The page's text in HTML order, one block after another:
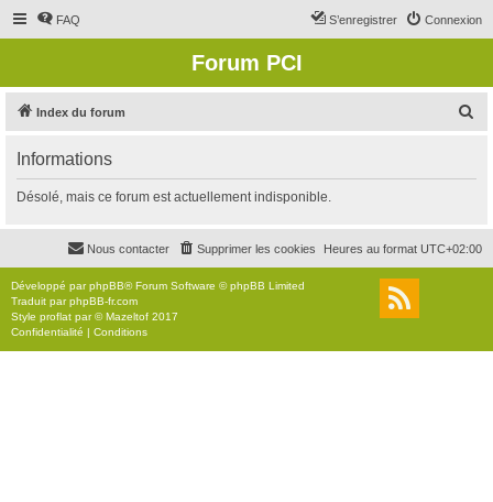
FAQ Connexion
S’enregistrer
Forum PCI
Index du forum
r
c
r
Informations
Désolé, mais ce forum est actuellement indisponible.
Heures au format UTC+02:00
Supprimer les cookies
Nous contacter
Développé parphpBB® Forum Software © phpBB Limited
Traduit parphpBB-fr.com
Style proflat par ©Mazeltof 2017
Confidentialité | Conditions